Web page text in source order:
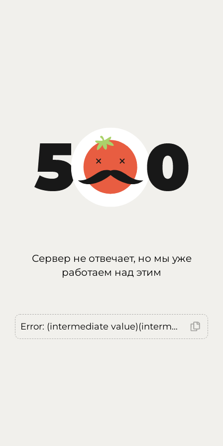
Сервер не отвечает, но мы уже
работаем над этим
Error: (intermediate value)(intermediate value)(intermediate value).replaceAll is not a function